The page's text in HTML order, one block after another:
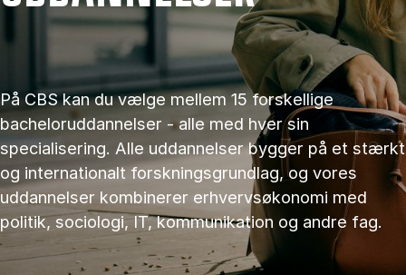
På CBS kan du vælge mellem 15 forskellige
bacheloruddannelser - alle med hver sin
specialisering. Alle uddannelser bygger på et stærkt
og internationalt forskningsgrundlag, og vores
uddannelser kombinerer erhvervsøkonomi med
politik, sociologi, IT, kommunikation og andre fag.